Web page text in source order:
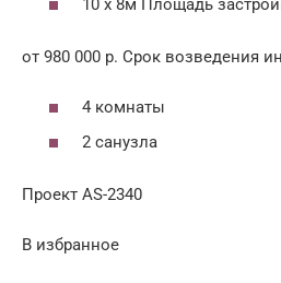
10 x 8м Площадь
от 980 000 р. Срок возведения
4 комнаты
2 санузла
Проект AS-2340
В избранное